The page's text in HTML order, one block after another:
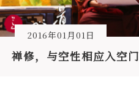
2016年01月01日
禅修，与空性相应入空门